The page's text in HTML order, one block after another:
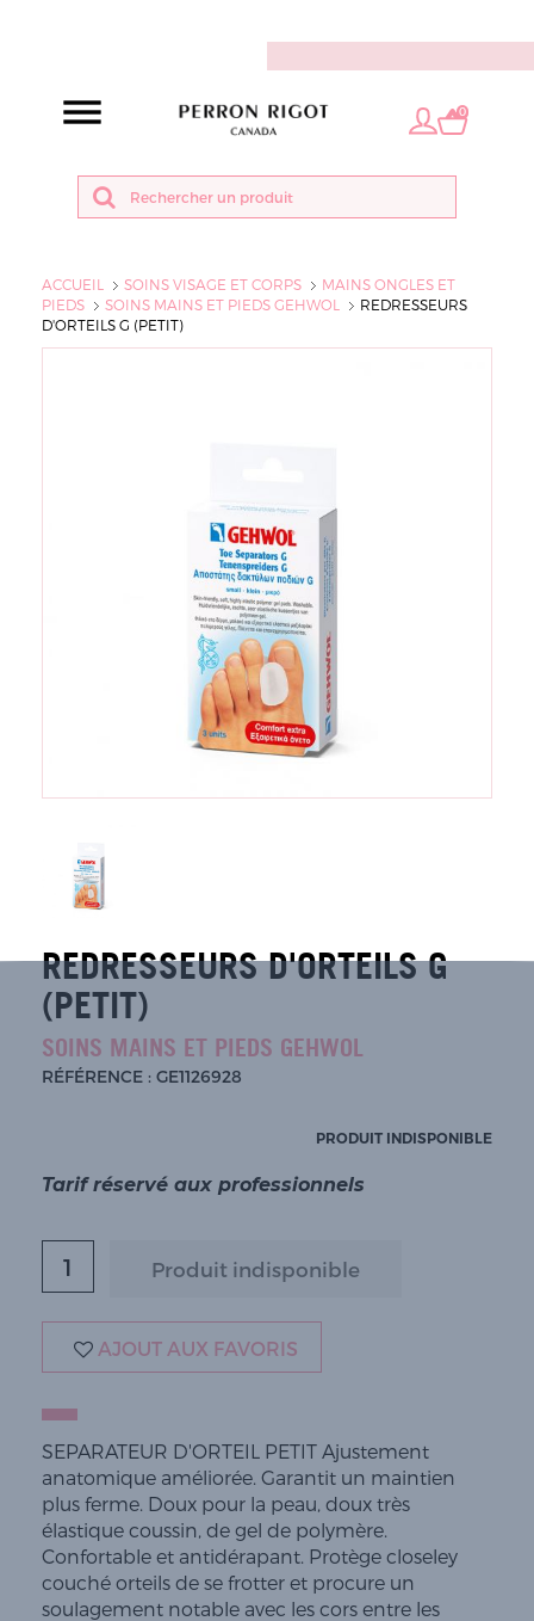
0
ACCUEIL SOINS VISAGE ET CORPS
MAINS ONGLES ET
PIEDS
SOINS MAINS ET PIEDS GEHWOL
REDRESSEURS
D'ORTEILS G (PETIT)
REDRESSEURS D'ORTEILS G
(PETIT)
SOINS MAINS ET PIEDS GEHWOL
RÉFÉRENCE : GE1126928
PRODUIT INDISPONIBLE
Tarif réservé aux professionnels
AJOUT AUX FAVORIS
SEPARATEUR D'ORTEIL PETIT Ajustement
anatomique améliorée. Garantit un maintien
plus ferme. Doux pour la peau, doux très
élastique coussin, de gel de polymère.
Confortable et antidérapant. Protège closeley
couché orteils de se frotter et procure un
soulagement notable avec les cors entre les